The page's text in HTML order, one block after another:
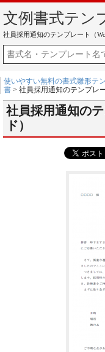
文例書式テン
社員採用通知のテンプレート（
使いやすい無料の書式雛形テ
書 > 社員採用通知のテンプレ
社員採用通知の
ド）